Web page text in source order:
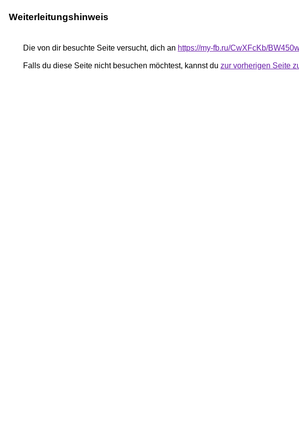
Weiterleitungshinweis
Die von dir besuchte Seite versucht, dich an https://my-fb.ru/CwXFcKb/
Falls du diese Seite nicht besuchen möchtest, kannst du zur vorherigen Seite